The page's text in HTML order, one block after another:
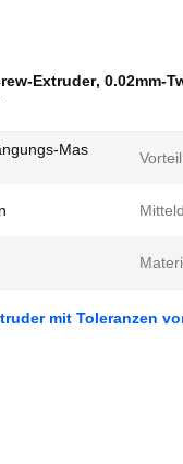
Extruder, 0.02mm-
Mas
mit Toleranzen